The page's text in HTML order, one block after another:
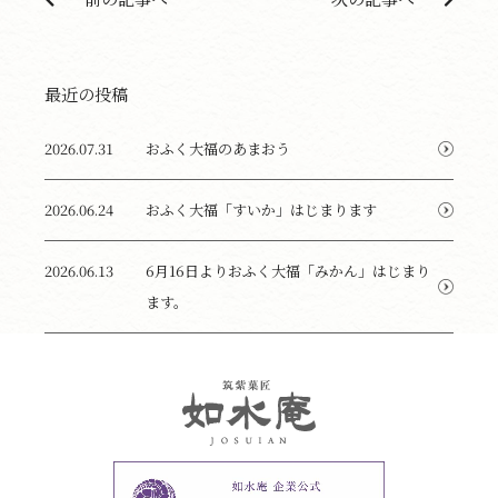
最近の投稿
2026.07.31 おふく大福のあまおう
2026.06.24 おふく大福「すいか」はじまります
2026.06.13
6月16日よりおふく大福「みかん」はじまり
ます。